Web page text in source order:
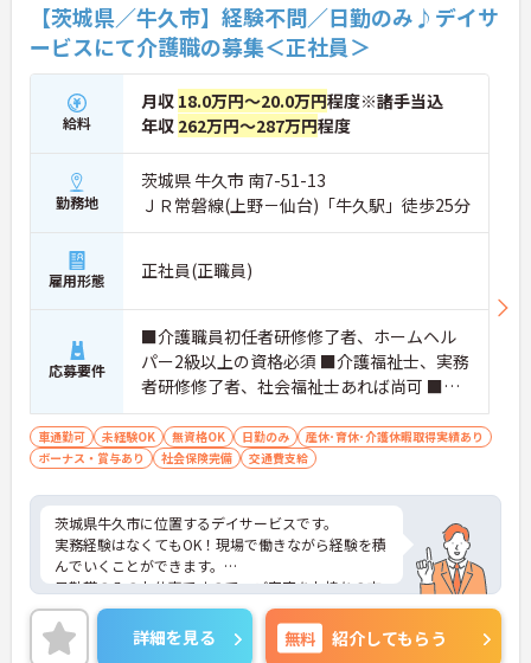
【茨城県／牛久市】経験不問／日勤のみ♪デイサ
ービスにて介護職の募集＜正社員＞
給料
月収 18.0万円～20.0万円程度※諸手当込
年収 262万円～287万円程度
勤務地
茨城県 牛久市 南7-51-13
ＪＲ常磐線(上野－仙台)「牛久駅」徒歩25分
雇用形態 正社員(正職員)
応募要件
■介護職員初任者研修修了者、ホームヘル
パー2級以上の資格必須 ■介護福祉士、実務
者研修修了者、社会福祉士あれば尚可 ■普
通自動車運転免許（AT限定可）必須 ■経験
不問
車通勤可 未経験OK 無資格OK 日勤のみ
産休･育休･介護休暇取得実績あり
ボーナス・賞与あり
社会保険完備 交通費支給
茨城県牛久市に位置するデイサービスです。
実務経験はなくてもOK！現場で働きながら経験を積
んでいくことができます。
日勤帯のみのお仕事ですので、ご家庭をお持ちの方
も働きやすい勤務時間でオススメです！
ご興味をお持ちの方はお気軽にお問い合わせくださ
い。
詳細を見る 無料 紹介してもらう